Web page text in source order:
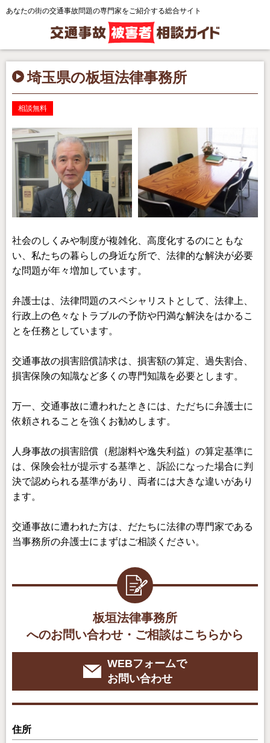
あなたの街の交通事故問題の専門家をご紹介する総合サイト
埼玉県の板垣法律事務所
相談無料
社会のしくみや制度が複雑化、高度化するのにともな
い、私たちの暮らしの身近な所で、法律的な解決が必要
な問題が年々増加しています。
弁護士は、法律問題のスペシャリストとして、法律上、
行政上の色々なトラブルの予防や円満な解決をはかるこ
とを任務としています。
交通事故の損害賠償請求は、損害額の算定、過失割合、
損害保険の知識など多くの専門知識を必要とします。
万一、交通事故に遭われたときには、ただちに弁護士に
依頼されることを強くお勧めします。
人身事故の損害賠償（慰謝料や逸失利益）の算定基準に
は、保険会社が提示する基準と、訴訟になった場合に判
決で認められる基準があり、両者には大きな違いがあり
ます。
交通事故に遭われた方は、だたちに法律の専門家である
当事務所の弁護士にまずはご相談ください。
板垣法律事務所
へのお問い合わせ・ご相談はこちらから
WEBフォームで
お問い合わせ
住所